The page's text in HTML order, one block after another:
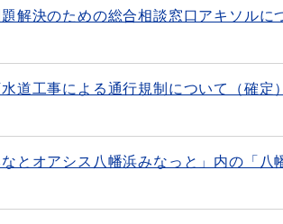
解決のための総合相談窓口アキソルに
道工事による通行規制について（確定）
なとオアシス八幡浜みなっと」内の「